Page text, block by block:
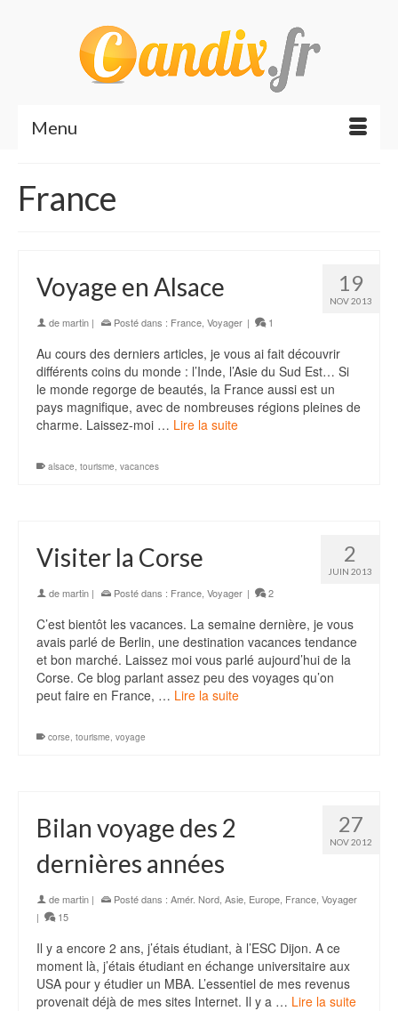
Menu
France
19
NOV 2013
Voyage en Alsace
demartin | Posté dans : France Voyager | 1
Au cours des derniers articles, je vous ai fait découvrir
différents coins du monde : l’Inde, l’Asie du Sud Est… Si
le monde regorge de beautés, la France aussi est un
pays magnifique, avec de nombreuses régions pleines de
charme. Laissez-moi … Lire la suite
alsace, tourisme, vacances
2
JUIN 2013
Visiter la Corse
demartin | Posté dans : France Voyager | 2
C’est bientôt les vacances. La semaine dernière, je vous
avais parlé de Berlin, une destination vacances tendance
et bon marché. Laissez moi vous parlé aujourd’hui de la
Corse. Ce blog parlant assez peu des voyages qu’on
peut faire en France, … Lire la suite
corse, tourisme, voyage
27
NOV 2012
Bilan voyage des 2
dernières années
demartin | Posté dans : Amér. Nord Asie Europe France Voyager
|
15
Il y a encore 2 ans, j’étais étudiant, à l’ESC Dijon. A ce
moment là, j’étais étudiant en échange universitaire aux
USA pour y étudier un MBA. L’essentiel de mes revenus
provenait déjà de mes sites Internet. Il y a … Lire la suite